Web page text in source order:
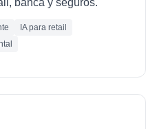
banca y seguros.
IA para retail